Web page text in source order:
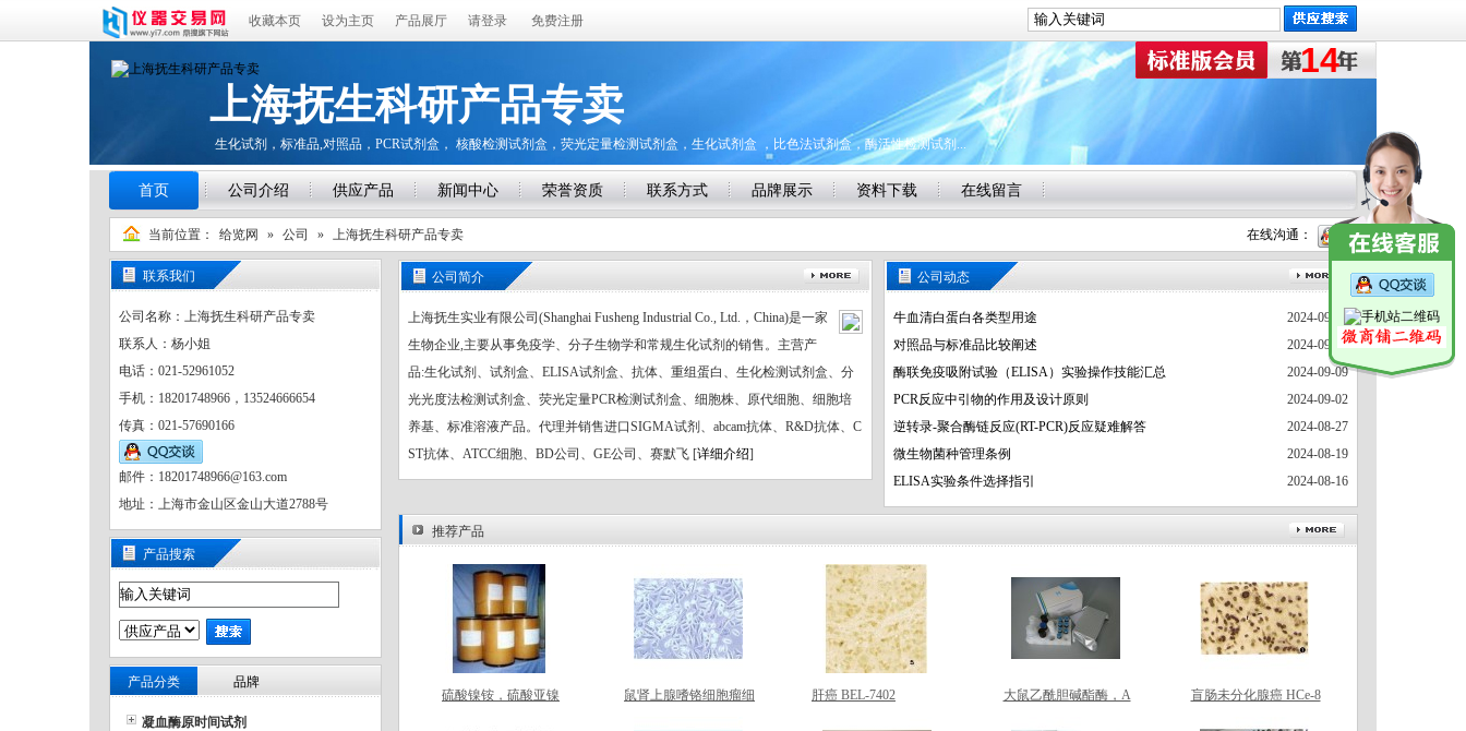
收藏本页 设为主页 产品展厅 请登录 免费注册
14
上海抚生科研产品专卖
生化试剂，标准品,对照品，PCR试剂盒， 核酸检测试剂盒，荧光定量检测试剂盒，生化试剂盒 ，比色法试剂盒，酶活性检测试剂...
首页 公司介绍 供应产品 新闻中心 荣誉资质 联系方式 品牌展示 资料下载 在线留言
当前位置： 给览网 » 公司 » 上海抚生科研产品专卖 在线沟通：
联系我们
公司名称：上海抚生科研产品专卖
联系人：杨小姐
电话：021-52961052
手机：18201748966，13524666654
传真：021-57690166
邮件：18201748966@163.com
地址：上海市金山区金山大道2788号
产品搜索
产品分类 品牌
凝血酶原时间试剂
公司简介
上海抚生实业有限公司(Shanghai Fusheng Industrial Co., Ltd.，China)是一家
生物企业,主要从事免疫学、分子生物学和常规生化试剂的销售。主营产
品:生化试剂、试剂盒、ELISA试剂盒、抗体、重组蛋白、生化检测试剂盒、分
光光度法检测试剂盒、荧光定量PCR检测试剂盒、细胞株、原代细胞、细胞培
养基、标准溶液产品。代理并销售进口SIGMA试剂、abcam抗体、R&D抗体、C
ST抗体、ATCC细胞、BD公司、GE公司、赛默飞 [详细介绍]
公司动态
牛血清白蛋白各类型用途
2024-09-24
对照品与标准品比较阐述
2024-09-18
酶联免疫吸附试验（ELISA）实验操作技能汇总
2024-09-09
PCR反应中引物的作用及设计原则
2024-09-02
逆转录-聚合酶链反应(RT-PCR)反应疑难解答
2024-08-27
微生物菌种管理条例
2024-08-19
ELISA实验条件选择指引
2024-08-16
推荐产品
硫酸镍铵，硫酸亚镍
鼠肾上腺嗜铬细胞瘤细
肝癌 BEL-7402
大鼠乙酰胆碱酯酶，A
盲肠未分化腺癌 HCe-8